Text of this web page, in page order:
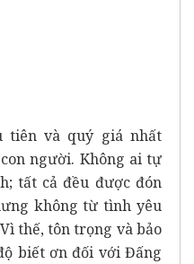
tiên và quý giá nhất
người. Không ai tự
tất cả đều được đón
không từ tình yêu
thế, tôn trọng và bảo
biết ơn đối với Đấng